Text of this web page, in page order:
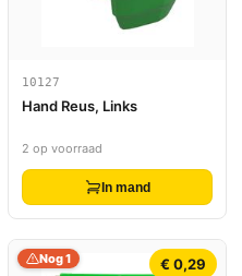
10127
Hand Reus, Links
2 op voorraad
In mand
€ 0,29
Nog 1